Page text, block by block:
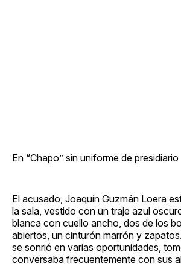
En “Chapo” sin uniforme de presidiario
El acusado, Joaquín Guzmán Loera
la sala, vestido con un traje azul
blanca con cuello ancho, dos de los
abiertos, un cinturón marrón y
se sonrió en varias oportunidades,
conversaba frecuentemente con sus